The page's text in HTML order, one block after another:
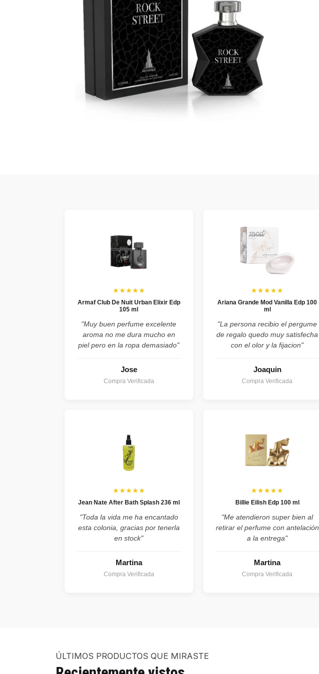
★★★★★
Armaf Club De Nuit Urban Elixir Edp
105 ml
"Muy buen perfume excelente
aroma no me dura mucho en
piel pero en la ropa demasiado"
Jose
Compra Verificada
★★★★★
Ariana Grande Mod Vanilla Edp 100
ml
"La persona recibio el pergume
de regalo quedo muy satisfecha
con el olor y la fijacion"
Joaquin
Compra Verificada
★★★★★
Jean Nate After Bath Splash 236 ml
"Toda la vida me ha encantado
esta colonia, gracias por tenerla
en stock"
Martina
Compra Verificada
★★★★★
Billie Eilish Edp 100 ml
"Me atendieron super bien al
retirar el perfume con antelación
a la entrega"
Martina
Compra Verificada
ÚLTIMOS PRODUCTOS QUE MIRASTE